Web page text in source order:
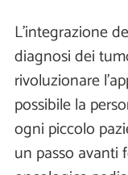
L'integrazione
diagnosi dei
rivoluzionare
possibile la
ogni piccolo
un passo avanti